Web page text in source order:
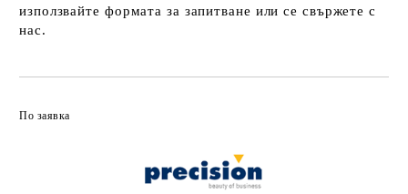
използвайте формата за запитване или се свържете с
нас.
По заявка